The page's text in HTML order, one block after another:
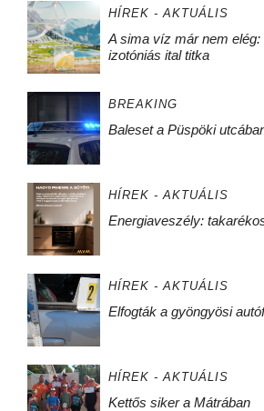
HÍREK - AKTUÁLIS
A sima víz már nem elég:
izotóniás ital titka
BREAKING
Baleset a Püspöki
HÍREK - AKTUÁLIS
Energiaveszély:
HÍREK - AKTUÁLIS
Elfogták a gyöngyösi
HÍREK - AKTUÁLIS
Kettős siker a Mátrában